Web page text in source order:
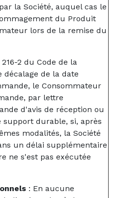
la Société, auquel cas le
du Produit
lors de la remise du
2 du Code de la
décalage de la date
le Consommateur
par lettre
d'avis de réception ou
durable, si, après
modalités, la Société
un délai supplémentaire
ne s'est pas exécutée
: En aucune